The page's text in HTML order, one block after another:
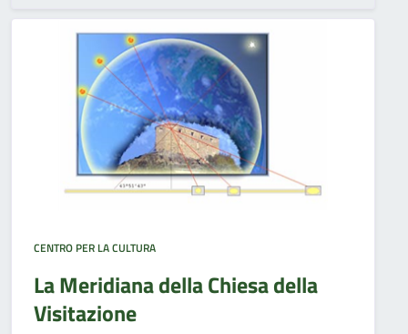
CENTRO PER LA CULTURA
La Meridiana della Chiesa della
Visitazione